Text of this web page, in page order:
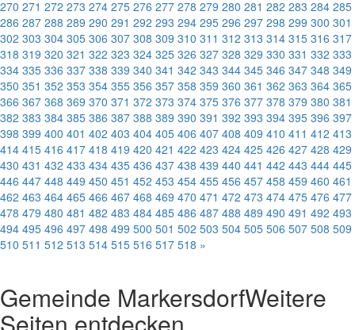
270 271 272 273 274 275 276 277 278 279 280 281 282 283 284 285
286 287 288 289 290 291 292 293 294 295 296 297 298 299 300 301
302 303 304 305 306 307 308 309 310 311 312 313 314 315 316 317
318 319 320 321 322 323 324 325 326 327 328 329 330 331 332 333
334 335 336 337 338 339 340 341 342 343 344 345 346 347 348 349
350 351 352 353 354 355 356 357 358 359 360 361 362 363 364 365
366 367 368 369 370 371 372 373 374 375 376 377 378 379 380 381
382 383 384 385 386 387 388 389 390 391 392 393 394 395 396 397
398 399 400 401 402 403 404 405 406 407 408 409 410 411 412 413
414 415 416 417 418 419 420 421 422 423 424 425 426 427 428 429
430 431 432 433 434 435 436 437 438 439 440 441 442 443 444 445
446 447 448 449 450 451 452 453 454 455 456 457 458 459 460 461
462 463 464 465 466 467 468 469 470 471 472 473 474 475 476 477
478 479 480 481 482 483 484 485 486 487 488 489 490 491 492 493
494 495 496 497 498 499 500 501 502 503 504 505 506 507 508 509
510 511 512 513 514 515 516 517 518 »
Gemeinde MarkersdorfWeitere